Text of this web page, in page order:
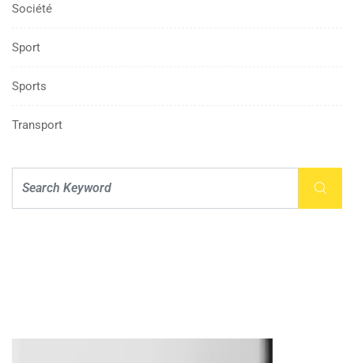
Société
Sport
Sports
Transport